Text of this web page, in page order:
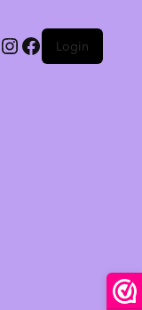
Login